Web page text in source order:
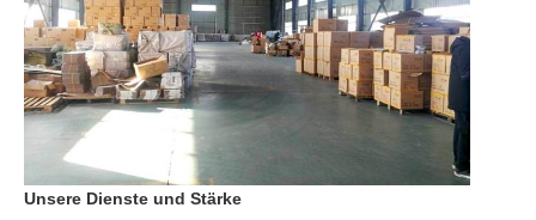
Unsere Dienste und Stärke